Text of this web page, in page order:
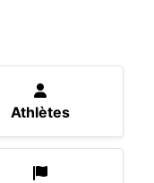
Athlètes